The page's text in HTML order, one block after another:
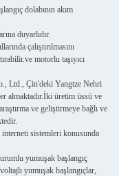
dolabının akım
duyarlıdır.
çalıştırılmasını
motorlu taşıyıcı
Ltd., Çin'deki Yangtze Nehri
almaktadır.İki üretim üssü ve
ve geliştirmeye bağlı ve
sistemleri konusunda
yumuşak başlangıç
yumuşak başlangıçlar,